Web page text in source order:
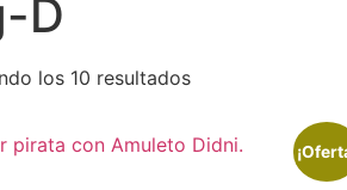
D
los 10 resultados